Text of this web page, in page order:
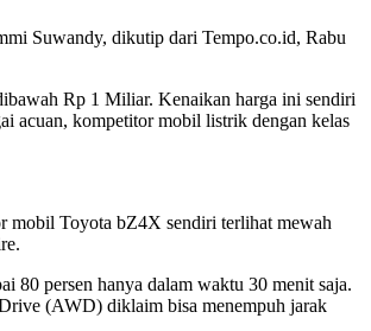
Suwandy, dikutip dari Tempo.co.id, Rabu
Rp 1 Miliar. Kenaikan harga ini sendiri
acuan, kompetitor mobil listrik dengan kelas
mobil Toyota bZ4X sendiri terlihat mewah
persen hanya dalam waktu 30 menit saja.
(AWD) diklaim bisa menempuh jarak